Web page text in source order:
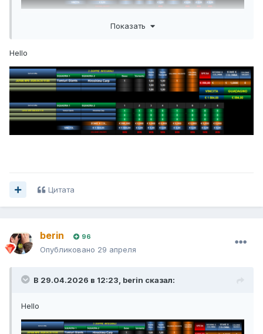
Показать
Hello
Цитата
berin 96
Опубликовано 29 апреля
В 29.04.2026 в 12:23, berin сказал:
Hello